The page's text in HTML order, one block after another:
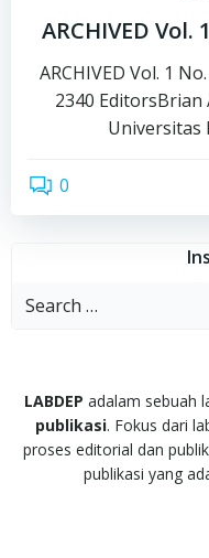
ARCHIVED Vol.
ARCHIVED Vol. 1
2340 EditorsBrian
Universitas
0
Search
LABDEP adalam sebuah
publikasi. Fokus dari
proses editorial dan
publikasi yang